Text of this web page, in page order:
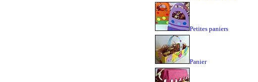
Petites paniers
Panier